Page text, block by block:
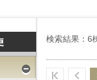
検索結果：6